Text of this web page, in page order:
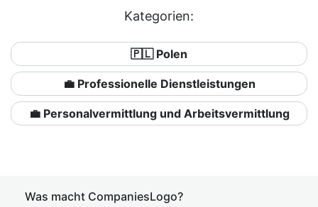
Kategorien:
🇵🇱 Polen
💼 Professionelle Dienstleistungen
💼 Personalvermittlung und Arbeitsvermittlung
Was macht CompaniesLogo?